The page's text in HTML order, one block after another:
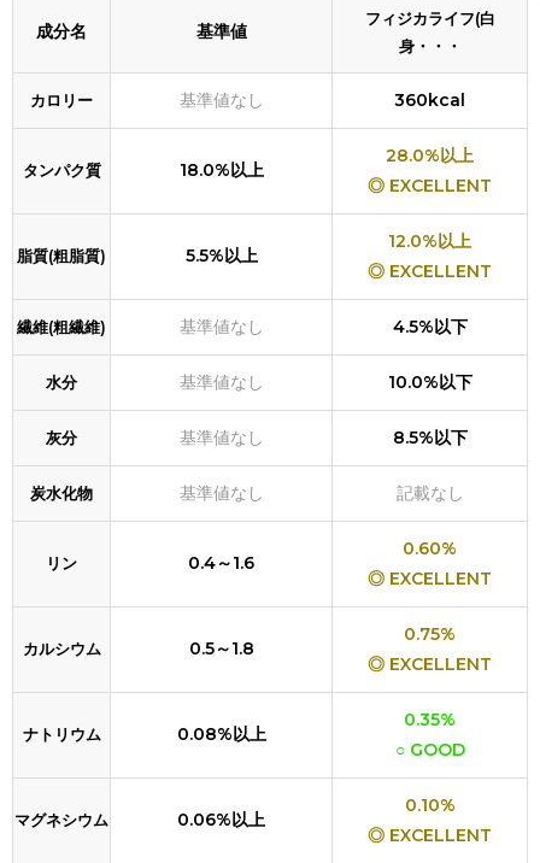
成分名 基準値
フィジカライフ(白
身・・・
カロリー 基準値なし 360kcal
タンパク質 18.0%以上
28.0%以上
◎ EXCELLENT
脂質(粗脂質) 5.5%以上
12.0%以上
◎ EXCELLENT
繊維(粗繊維) 基準値なし 4.5%以下
水分 基準値なし 10.0%以下
灰分 基準値なし 8.5%以下
炭水化物 基準値なし 記載なし
リン 0.4～1.6
0.60%
◎ EXCELLENT
カルシウム 0.5～1.8
0.75%
◎ EXCELLENT
ナトリウム 0.08%以上
0.35%
○ GOOD
マグネシウム 0.06%以上
0.10%
◎ EXCELLENT